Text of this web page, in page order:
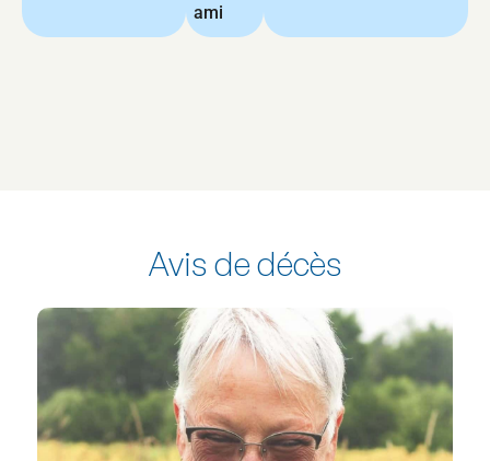
ami
Avis de décès